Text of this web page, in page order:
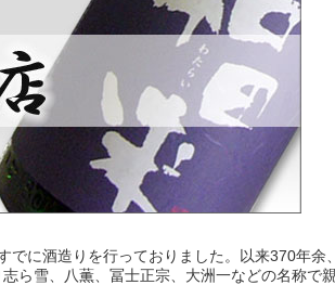
に酒造りを行っておりました。以来370年余、
ら雪、八薫、冨士正宗、大洲一などの名称で親